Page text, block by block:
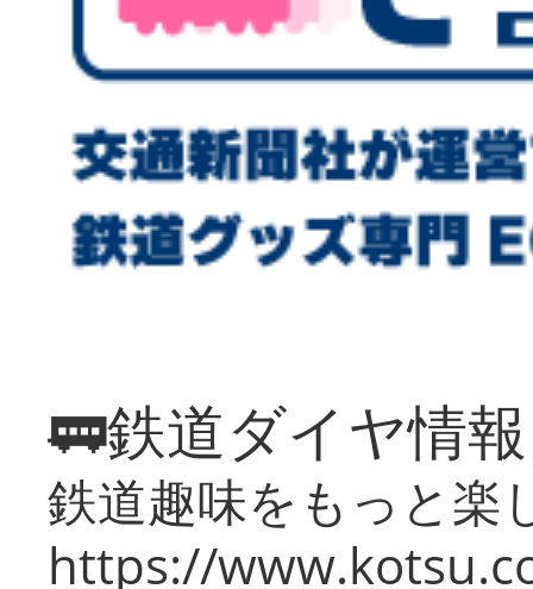
🚃鉄道ダイヤ情
鉄道趣味をもっと楽
https://